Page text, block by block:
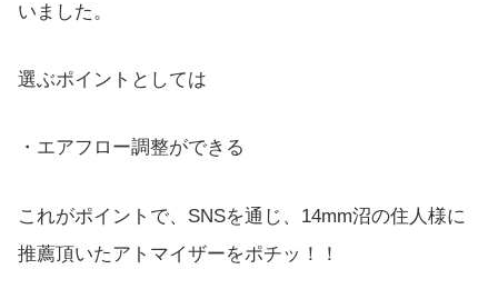
いました。
選ぶポイントとしては
・エアフロー調整ができる
これがポイントで、SNSを通じ、14mm沼の住人様に
推薦頂いたアトマイザーをポチッ！！